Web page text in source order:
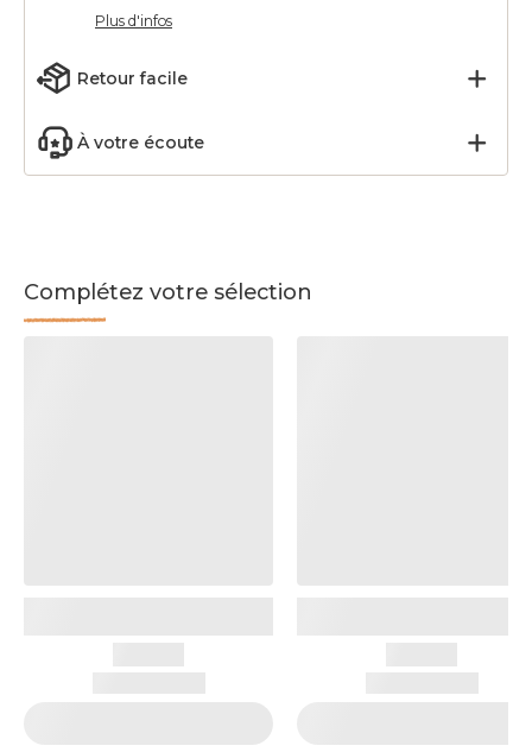
Plus d'infos
Retour facile
À votre écoute
Complétez votre sélection